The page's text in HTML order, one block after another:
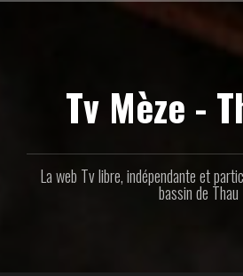
Tv Mèze -
La web Tv libre, indépendante et
bassin de Thau